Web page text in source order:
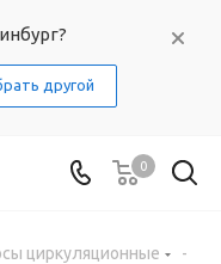
другой
0
циркуляционные
-